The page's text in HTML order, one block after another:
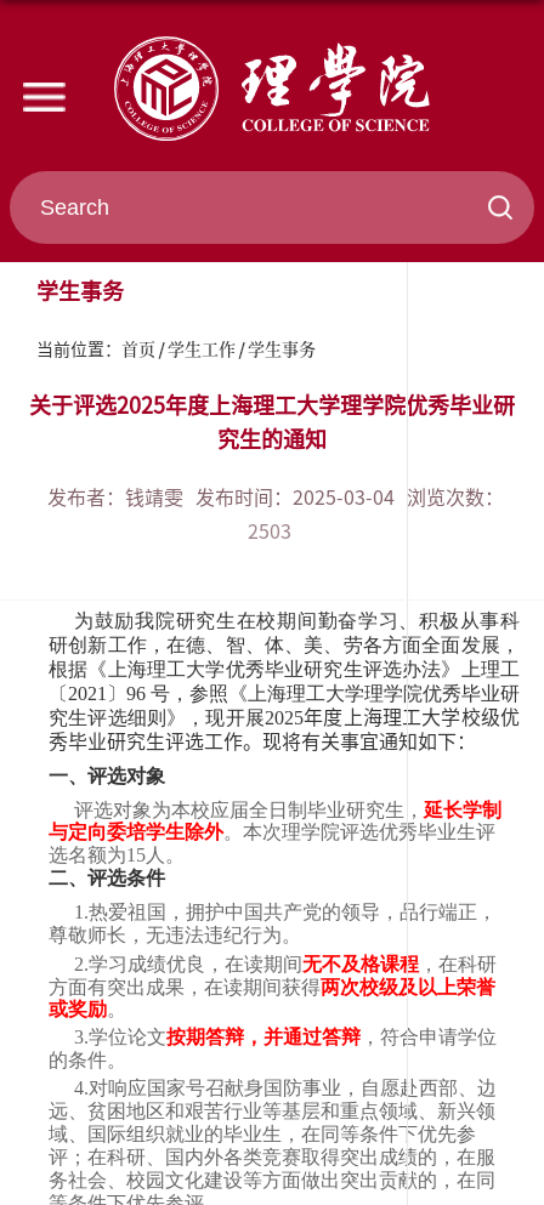
学生事务
当前位置： 首页 学生工作 学生事务
关于评选2025年度上海理工大学理学院优秀毕业研
究生的通知
发布者：钱靖雯 发布时间：2025-03-04
浏览次数：
2503
为鼓励我院研究生在校期间勤奋学习、积极从事科
研创新工作，在德、智、体、美、劳各方面全面发展，
根据《上海理工大学优秀毕业研究生评选办法》上理工
〔 2021 〕 96 号，参照《上海理工大学理学院优秀毕业研
究生评选细则》，现开展2025年度上海理工大学校级优
秀毕业研究生评选工作。现将有关事宜通知如下：
一、评选对象
评选对象为本校应届全日制毕业研究生， 延长学制
与定向委培学生除外。本次理学院评选优秀毕业生评
选名额为1 5 人。
二、评选条件
1.热爱祖国，拥护中国共产党的领导，品行端正，
尊敬师长，无违法违纪行为。
2.学习成绩优良，在读期间无不及格课程 ，在科研
方面有突出成果，在读期间获得两次校级及以上荣誉
或奖励。
3.学位论文按期答辩，并通过答辩 ，符合申请学位
的条件。
4.对响应国家号召献身国防事业，自愿赴西部、边
远、贫困地区和艰苦行业等基层和重点领域、新兴领
域、国际组织就业的毕业生，在同等条件下优先参
评；在科研、国内外各类竞赛取得突出成绩的，在服
务社会、校园文化建设等方面做出突出贡献的，在同